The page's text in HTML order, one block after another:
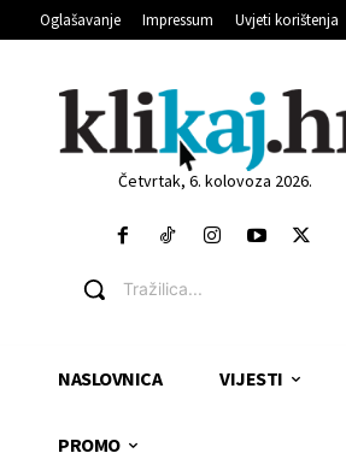
Oglašavanje Impressum Uvjeti korištenja
Četvrtak, 6. kolovoza 2026.
Tražilica...
NASLOVNICA VIJESTI
PROMO